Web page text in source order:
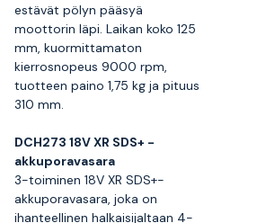
estävät pölyn pääsyä
moottorin läpi. Laikan koko 125
mm, kuormittamaton
kierrosnopeus 9000 rpm,
tuotteen paino 1,75 kg ja pituus
310 mm.
DCH273 18V XR SDS+ -
akkuporavasara
3-toiminen 18V XR SDS+-
akkuporavasara, joka on
ihanteellinen halkaisijaltaan 4-